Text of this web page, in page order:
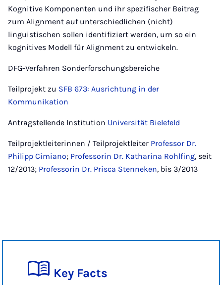
Kognitive Komponenten und ihr spezifischer Beitrag
zum Alignment auf unterschiedlichen (nicht)
linguistischen sollen identifiziert werden, um so ein
kognitives Modell für Alignment zu entwickeln.
DFG-Verfahren Sonderforschungsbereiche
Teilprojekt zu SFB 673: Ausrichtung in der
Kommunikation
Antragstellende Institution Universität Bielefeld
Teilprojektleiterinnen / Teilprojektleiter Professor Dr.
Philipp Cimiano; Professorin Dr. Katharina Rohlfing, seit
12/2013; Professorin Dr. Prisca Stenneken, bis 3/2013
Key Facts